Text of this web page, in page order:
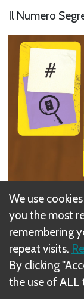
Il Numero
Next
Indizio
Related
We use
you the most
remembering
repeat visits.
By clicking
the use of ALL